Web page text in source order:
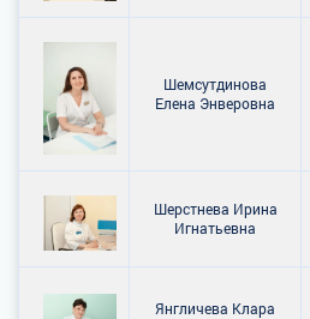
Шемсутдинова
Елена Энверовна
Шерстнева Ирина
Игнатьевна
Янгличева Клара